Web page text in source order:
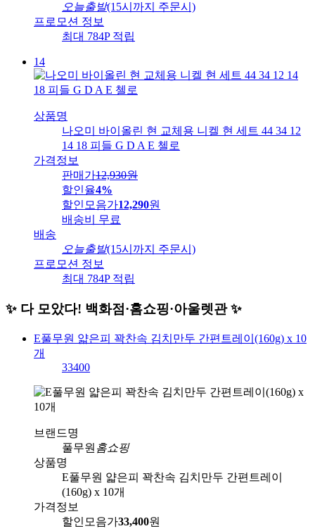
오늘출발(15시까지 주문시)
프로모션 정보
최대 784P 적립
14
상품명
나오미 바이올린 현 교체용 니켈 현 세트 44 34 12
14 18 피들 G D A E 첼로
가격정보
판매가12,930원
할인율4%
할인모음가12,290원
배송비
무료
배송
오늘출발(15시까지 주문시)
프로모션 정보
최대 784P 적립
✨ 다 모았다! 백화점·홈쇼핑·아울렛관 ✨
E풀무원 얇은피 꽉찬속 김치만두 간편트레이(160g) x 10
개
33400
브랜드명
풀무원 홈쇼핑
상품명
E풀무원 얇은피 꽉찬속 김치만두 간편트레이
(160g) x 10개
가격정보
할인모음가33,400원